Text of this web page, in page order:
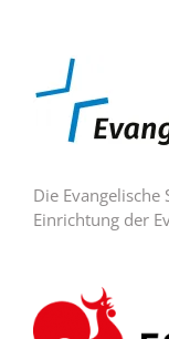
Die
Einrichtung der